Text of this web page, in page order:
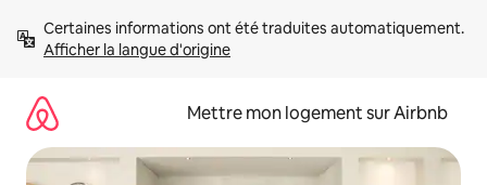
directement
Afficher la langue d'origine
Mettre mon logement sur Airbnb